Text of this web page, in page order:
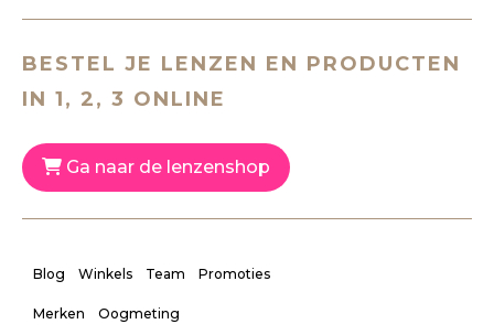
BESTEL JE LENZEN EN PRODUCTEN
IN 1, 2, 3 ONLINE
Ga naar de lenzenshop
Blog Winkels Team Promoties
Merken Oogmeting